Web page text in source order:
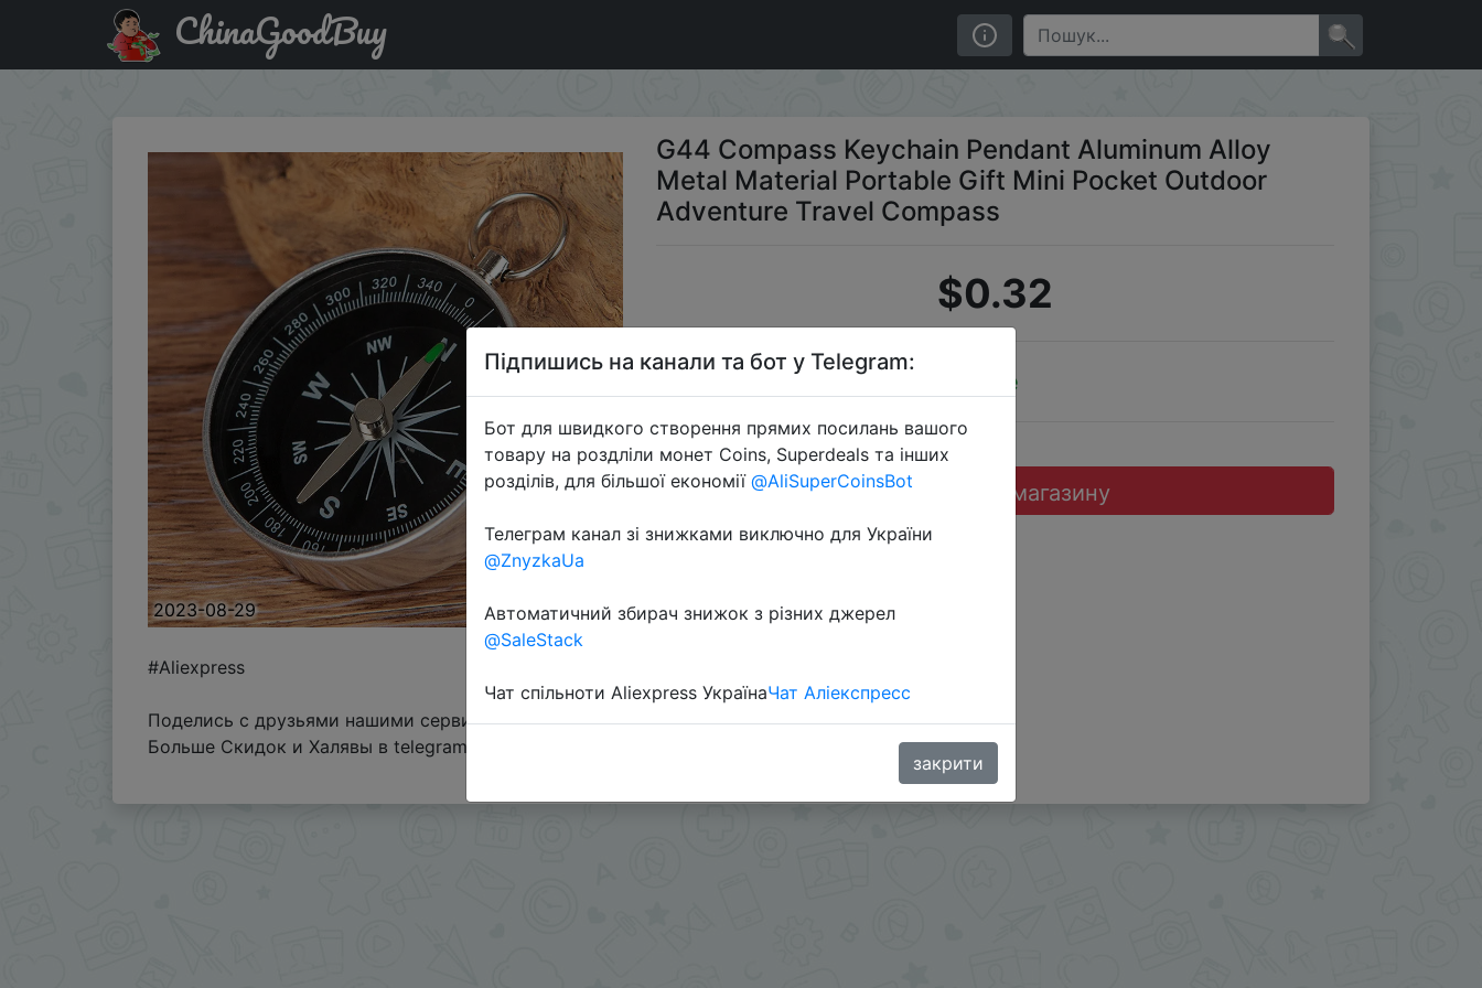
Придбати по акціи G44 Compass Keychain Pendant Aluminum Alloy Metal Material Portable Gift Mini Pocket Outdoor Adventure Travel Compass
ChinaGoodBuy
2023-08-29
G44 Compass Keychain Pendant Aluminum Alloy
Metal Material Portable Gift Mini Pocket Outdoor
Adventure Travel Compass
$0.32
Sale
Перейти до магазину
#Aliexpress
Поделись с друзьями нашими сервисами - @Skidkovozik
Больше Скидок и Халявы в telegram
Підпишись на канали та бот у Telegram:
Бот для швидкого створення прямих посилань вашого
товару на роздліли монет Coins, Superdeals та інших
розділів, для більшої економії @AliSuperCoinsBot
Телеграм канал зі знижками виключно для України
@ZnyzkaUa
Автоматичний збирач знижок з різних джерел
@SaleStack
Чат спільноти Aliexpress УкраїнаЧат Аліекспресс
закрити